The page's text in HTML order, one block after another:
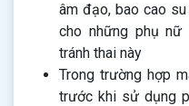
âm đạo, bao cao
cho những phụ nữ
tránh thai này
Trong trường hợp
trước khi sử dụng